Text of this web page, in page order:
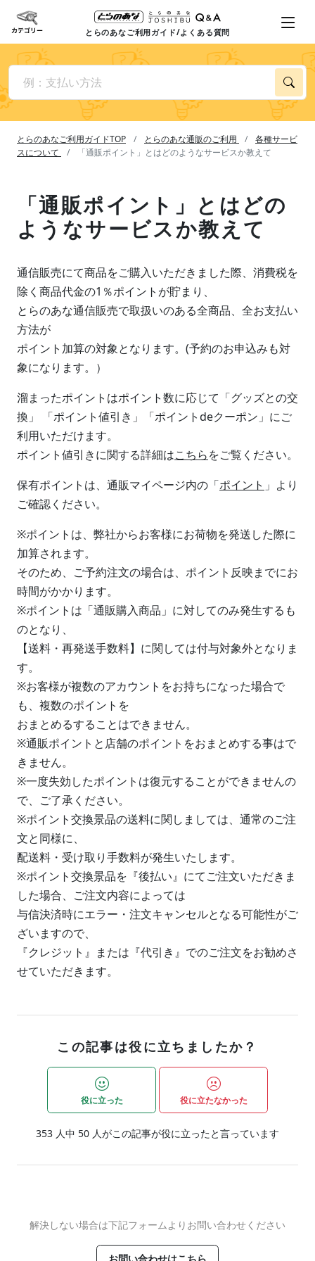
とらのあなご利用ガイド/よくある質問
とらのあなご利用ガイドTOP とらのあな通販のご利用
各種サービ
スについて
「通販ポイント」とはどのようなサービスか教えて
「通販ポイント」とはどの
ようなサービスか教えて
通信販売にて商品をご購入いただきました際、消費税を
除く商品代金の1％ポイントが貯まり、
とらのあな通信販売で取扱いのある全商品、全お支払い
方法が
ポイント加算の対象となります。(予約のお申込みも対
象になります。）
溜まったポイントはポイント数に応じて「グッズとの交
換」 「ポイント値引き」「ポイントdeクーポン」にご
利用いただけます。
ポイント値引きに関する詳細はこちらをご覧ください。
保有ポイントは、通販マイページ内の「ポイント 」より
ご確認ください。
※ポイントは、弊社からお客様にお荷物を発送した際に
加算されます。
そのため、ご予約注文の場合は、ポイント反映までにお
時間がかかります。
※ポイントは「通販購入商品」に対してのみ発生するも
のとなり、
【送料・再発送手数料】に関しては付与対象外となりま
す。
※お客様が複数のアカウントをお持ちになった場合で
も、複数のポイントを
おまとめるすることはできません。
※通販ポイントと店舗のポイントをおまとめする事はで
きません。
※一度失効したポイントは復元することができませんの
で、ご了承ください。
※ポイント交換景品の送料に関しましては、通常のご注
文と同様に、
配送料・受け取り手数料が発生いたします。
※ポイント交換景品を『後払い』にてご注文いただきま
した場合、ご注文内容によっては
与信決済時にエラー・注文キャンセルとなる可能性がご
ざいますので、
『クレジット』または『代引き』でのご注文をお勧めさ
せていただきます。
この記事は役に立ちましたか？
役に立った 役に立たなかった
353 人中 50 人がこの記事が役に立ったと言っています
解決しない場合は下記フォームよりお問い合わせください